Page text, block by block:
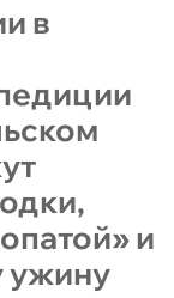
в
и
ужину